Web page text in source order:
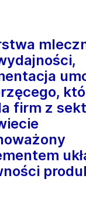
firm z